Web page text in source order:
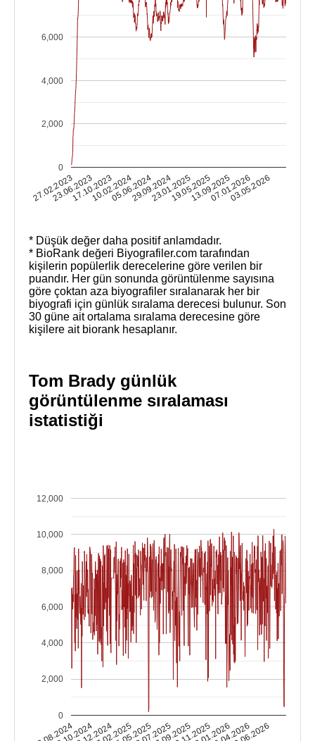
27.02.2023
23.06.2023
17.10.2023
10.02.2024
05.06.2024
29.09.2024
23.01.2025
19.05.2025
13.09.2025
07.01.2026
03.05.2026
0
2,000
4,000
6,000
* Düşük değer daha positif anlamdadır.
* BioRank değeri Biyografiler.com tarafından
kişilerin popülerlik derecelerine göre verilen bir
puandır. Her gün sonunda görüntülenme sayısına
göre çoktan aza biyografiler sıralanarak her bir
biyografi için günlük sıralama derecesi bulunur. Son
30 güne ait ortalama sıralama derecesine göre
kişilere ait biorank hesaplanır.
Tom Brady günlük
görüntülenme sıralaması
istatistiği
0
2,000
4,000
6,000
8,000
10,000
12,000